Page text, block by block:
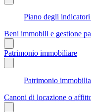
Piano degli
Beni immobili e gestione
Patrimonio immobiliare
Patrimonio
Canoni di locazione o